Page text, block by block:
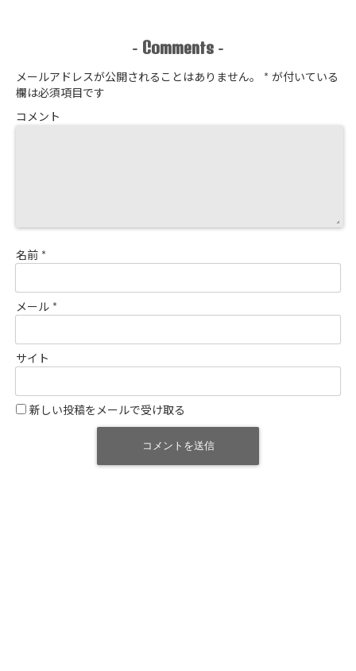
- Comments -
メールアドレスが公開されることはありません。 * が付いている
欄は必須項目です
コメント
名前 *
メール *
サイト
新しい投稿をメールで受け取る